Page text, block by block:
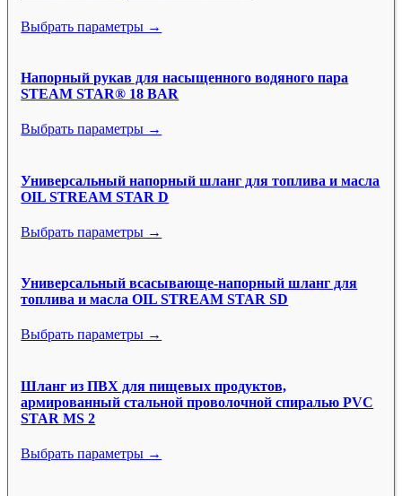
Выбрать параметры →
Напорный рукав для насыщенного водяного пара
STEAM STAR® 18 BAR
Выбрать параметры →
Универсальный напорный шланг для топлива и масла
OIL STREAM STAR D
Выбрать параметры →
Универсальный всасывающе-напорный шланг для
топлива и масла OIL STREAM STAR SD
Выбрать параметры →
Шланг из ПВХ для пищевых продуктов,
армированный стальной проволочной спиралью PVC
STAR MS 2
Выбрать параметры →